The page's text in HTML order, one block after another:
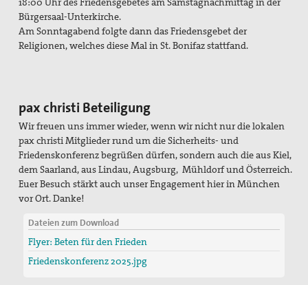
Bürgersaal-Unterkirche.
Am Sonntagabend folgte dann das Friedensgebet der
Religionen, welches diese Mal in St. Bonifaz stattfand.
pax christi Beteiligung
Wir freuen uns immer wieder, wenn wir nicht nur die lokalen
pax christi Mitglieder rund um die Sicherheits- und
Friedenskonferenz begrüßen dürfen, sondern auch die aus Kiel,
dem Saarland, aus Lindau, Augsburg, Mühldorf und Österreich.
Euer Besuch stärkt auch unser Engagement hier in München
vor Ort. Danke!
Dateien zum Download
Flyer: Beten für den Frieden
Friedenskonferenz 2025.jpg